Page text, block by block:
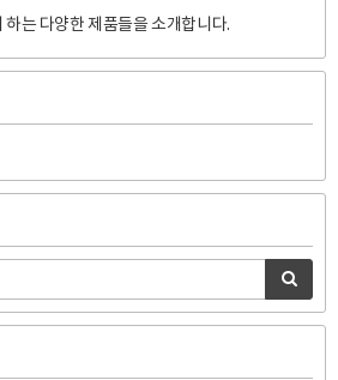
하는 다양한 제품들을 소개합니다.